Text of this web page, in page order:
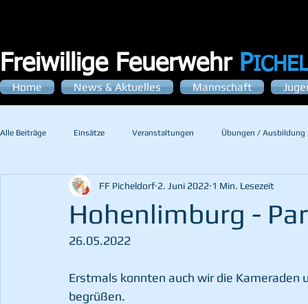
Freiwillige Feuerwehr P
Home News & Aktuelles Mannschaft
Alle Beiträge Einsätze Veranstaltungen Übungen / Ausbildung
Hohenlimburg -
FF Picheldorf 2. Juni 2022 1 Min. Lesezeit
26.05.2022
Erstmals konnten auch wir die Kameraden
begrüßen.